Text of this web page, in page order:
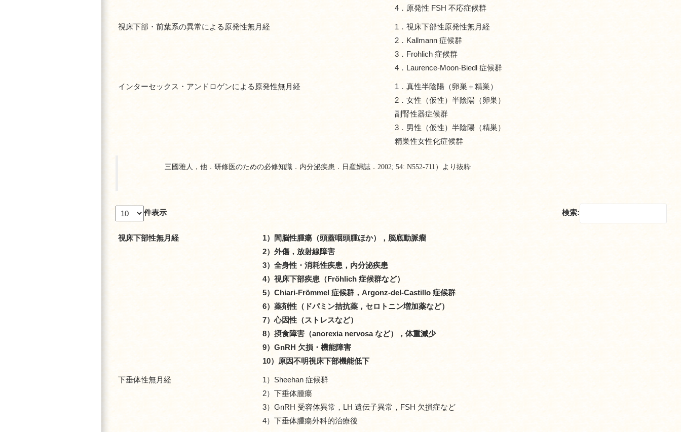
4．原発性 FSH 不応症候群
視床下部・前葉系の異常による原発性無月経
1．視床下部性原発性無月経
2．Kallmann 症候群
3．Frohlich 症候群
4．Laurence-Moon-Biedl 症候群
インターセックス・アンドロゲンによる原発性無月経
1．真性半陰陽（卵巣＋精巣）
2．女性（仮性）半陰陽（卵巣）
副腎性器症候群
3．男性（仮性）半陰陽（精巣）
精巣性女性化症候群
三國雅人，他．研修医のための必修知識．内分泌疾患．日産婦誌．2002; 54: N552-711）より抜粋
件表示 検索:
視床下部性無月経
1）間脳性腫瘍（頭蓋咽頭腫ほか），脳底動脈瘤
2）外傷，放射線障害
3）全身性・消耗性疾患，内分泌疾患
4）視床下部疾患（Fröhlich 症候群など）
5）Chiari-Frömmel 症候群，Argonz-del-Castillo 症候群
6）薬剤性（ドパミン拮抗薬，セロトニン増加薬など）
7）心因性（ストレスなど）
8）摂食障害（anorexia nervosa など），体重減少
9）GnRH 欠損・機能障害
10）原因不明視床下部機能低下
下垂体性無月経
1）Sheehan 症候群
2）下垂体腫瘍
3）GnRH 受容体異常，LH 遺伝子異常，FSH 欠損症など
4）下垂体腫瘍外科的治療後